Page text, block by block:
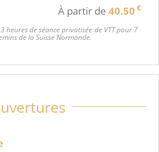
À partir de 40.50 €
heures de séance privatisée de VTT pour 7
de la Suisse Normande.